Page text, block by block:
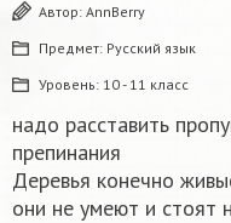
Автор: AnnBerry
Предмет: Русский язык
Уровень: 10 - 11 класс
надо расставить
препинания
Деревья конечно
они не умеют и стоят